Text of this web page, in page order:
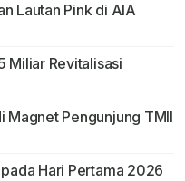
Lautan Pink di AIA
Miliar Revitalisasi
Magnet Pengunjung TMII
Hari Pertama 2026